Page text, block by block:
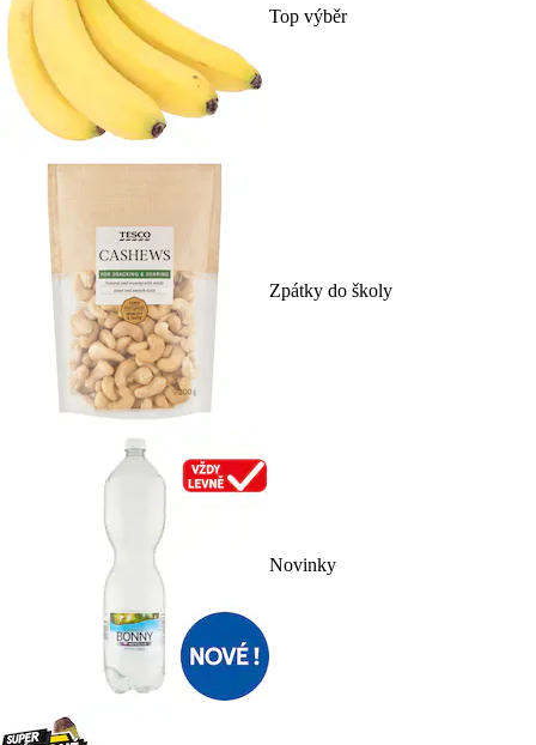
Top výběr
Zpátky do školy
Novinky